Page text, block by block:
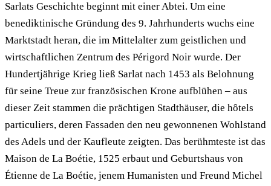
Sarlats Geschichte beginnt mit einer Abtei. Um eine
benediktinische Gründung des 9. Jahrhunderts wuchs eine
Marktstadt heran, die im Mittelalter zum geistlichen und
wirtschaftlichen Zentrum des Périgord Noir wurde. Der
Hundertjährige Krieg ließ Sarlat nach 1453 als Belohnung
für seine Treue zur französischen Krone aufblühen – aus
dieser Zeit stammen die prächtigen Stadthäuser, die hôtels
particuliers, deren Fassaden den neu gewonnenen Wohlstand
des Adels und der Kaufleute zeigten. Das berühmteste ist das
Maison de La Boétie, 1525 erbaut und Geburtshaus von
Étienne de La Boétie, jenem Humanisten und Freund Michel